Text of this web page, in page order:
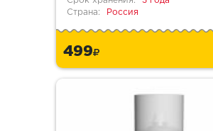
Страна:
Россия
499